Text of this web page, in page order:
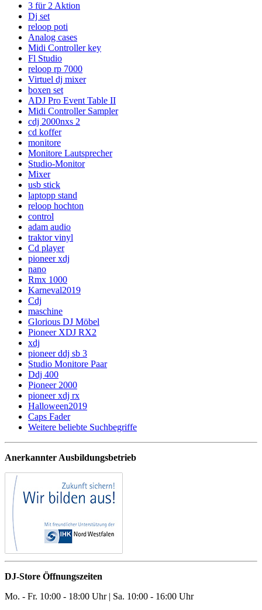
3 für 2 Aktion
Dj set
reloop poti
Analog cases
Midi Controller key
Fl Studio
reloop rp 7000
Virtuel dj mixer
boxen set
ADJ Pro Event Table II
Midi Controller Sampler
cdj 2000nxs 2
cd koffer
monitore
Monitore Lautsprecher
Studio-Monitor
Mixer
usb stick
laptopp stand
reloop hochton
control
adam audio
traktor vinyl
Cd player
pioneer xdj
nano
Rmx 1000
Karneval2019
Cdj
maschine
Glorious DJ Möbel
Pioneer XDJ RX2
xdj
pioneer ddj sb 3
Studio Monitore Paar
Ddj 400
Pioneer 2000
pioneer xdj rx
Halloween2019
Caps Fader
Weitere beliebte Suchbegriffe
Anerkannter Ausbildungsbetrieb
DJ-Store Öffnungszeiten
Mo. - Fr. 10:00 - 18:00 Uhr | Sa. 10:00 - 16:00 Uhr